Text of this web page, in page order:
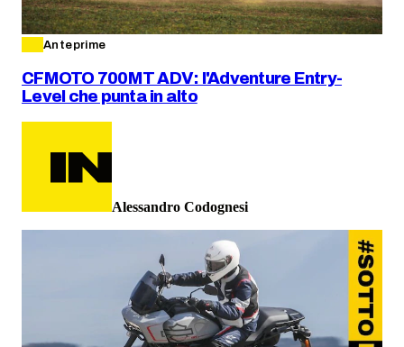
Anteprime
CFMOTO 700MT ADV: l'Adventure Entry-
Level che punta in alto
Alessandro Codognesi